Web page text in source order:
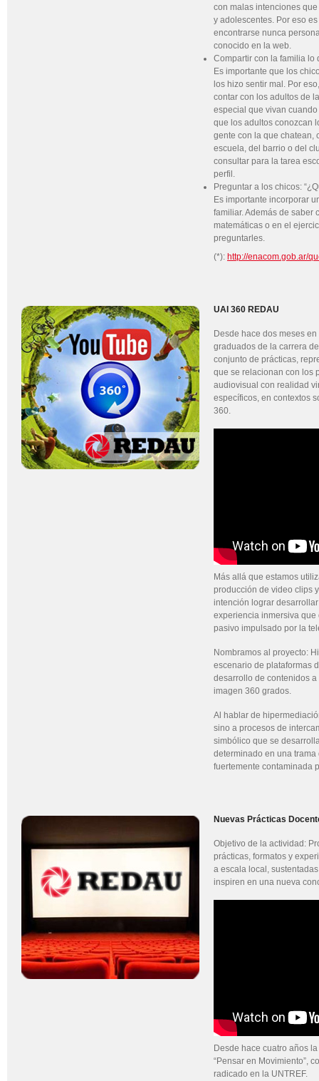
con malas intenciones
y adolescentes. Por eso
encontrarse nunca
conocido en la web.
Compartir con la familia lo
Es importante que los
los hizo sentir mal. Por
contar con los adultos de
especial que vivan
que los adultos conozcan
gente con la que chatean,
escuela, del barrio o del
consultar para la tarea
perfil.
Preguntar a los chicos:
Es importante incorporar
familiar. Además de saber
matemáticas o en el
preguntarles.
(*): http://enacom.gob.ar/
UAI 360 REDAU
Desde hace dos meses
graduados de la carrera
conjunto de prácticas,
que se relacionan con los
audiovisual con realidad
específicos, en contextos
360.
Más allá que estamos
producción de video clips
intención lograr
experiencia inmersiva
pasivo impulsado por la
Nombramos al proyecto:
escenario de plataformas
desarrollo de contenidos
imagen 360 grados.
Al hablar de
sino a procesos de
simbólico que se
determinado en una
fuertemente contaminada
Nuevas Prácticas
Objetivo de la actividad:
prácticas, formatos y
a escala local,
inspiren en una nueva
Desde hace cuatro años
“Pensar en Movimiento”,
radicado en la UNTREF.